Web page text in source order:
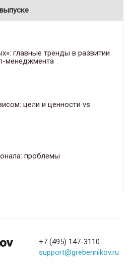
главные тренды в развитии
менеджмента
цели и ценности vs
проблемы
+7 (495) 147-3110
support@grebennikov.ru